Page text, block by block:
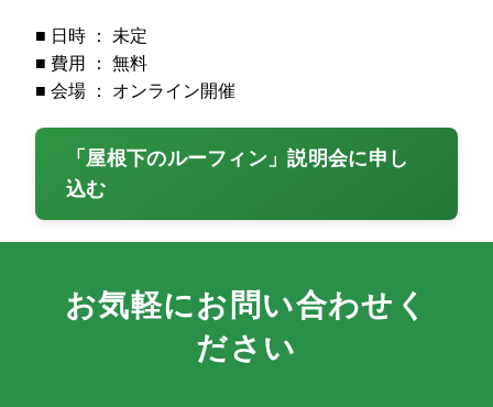
■ 日時 ： 未定
■ 費用 ： 無料
■ 会場 ： オンライン開催
「屋根下のルーフィン」説明会に申し
込む
お気軽にお問い合わせく
ださい